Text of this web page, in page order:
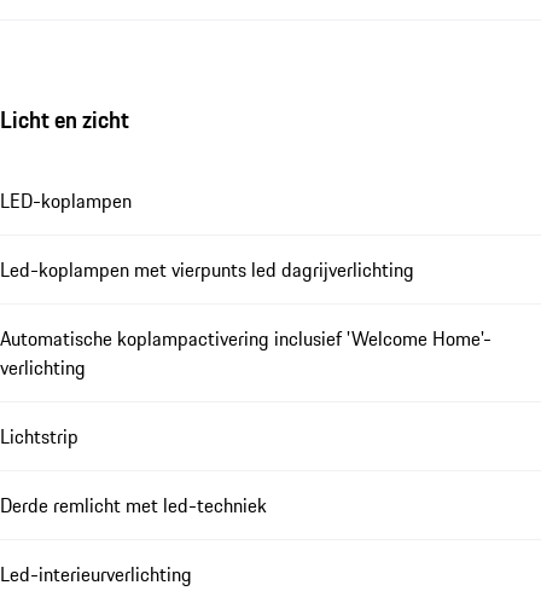
Licht en zicht
LED-koplampen
Led-koplampen met vierpunts led dagrijverlichting
Automatische koplampactivering inclusief 'Welcome Home'-
verlichting
Lichtstrip
Derde remlicht met led-techniek
Led-interieurverlichting